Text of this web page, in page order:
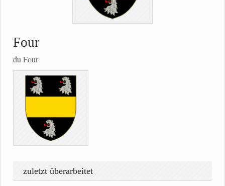
Four
du Four
zuletzt überarbeitet